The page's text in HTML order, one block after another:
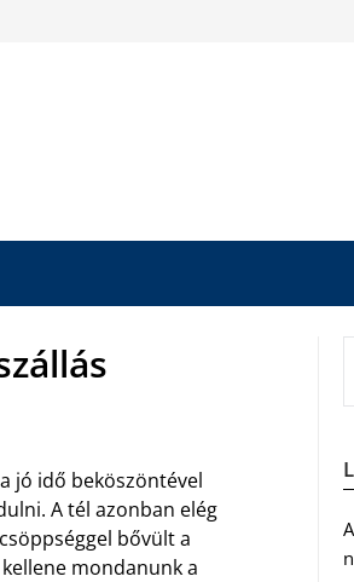
jó idő beköszöntével
A tél azonban elég
bővült a
mondanunk a